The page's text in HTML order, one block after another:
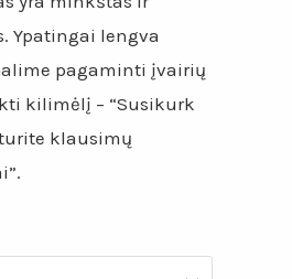
Ypatingai lengva
pagaminti įvairių
kilimėlį – “Susikurk
turite klausimų